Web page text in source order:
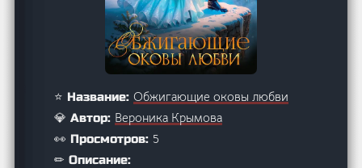
⭐ Название:Обжигающие оковы любви
💎 Автор: Вероника Крымова
👀 Просмотров: 5
✏ Описание: